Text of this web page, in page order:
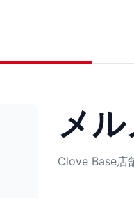
メ
Clove Base店